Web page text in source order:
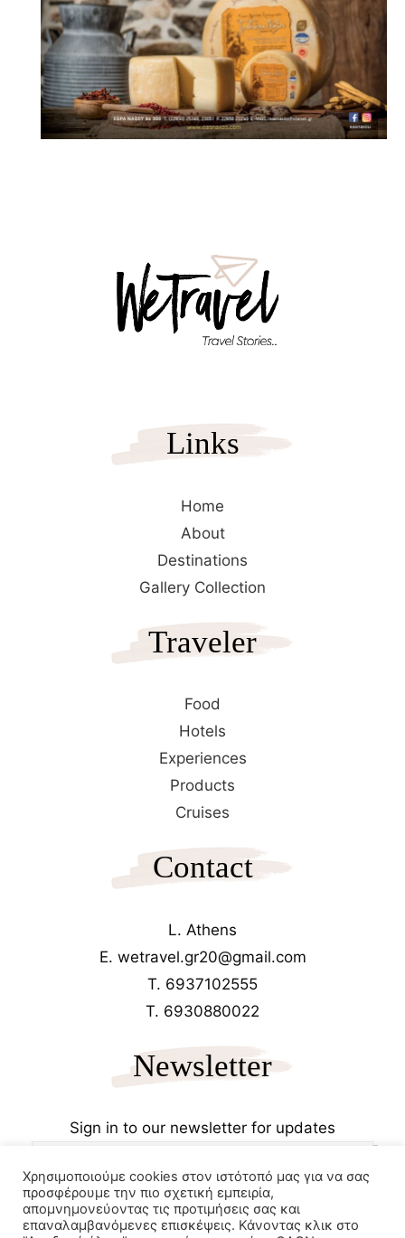
Links
Home
About
Destinations
Gallery Collection
Traveler
Food
Hotels
Experiences
Products
Cruises
Contact
L. Athens
E. wetravel.gr20@gmail.com
T. 6937102555
T. 6930880022
Newsletter
Sign in to our newsletter for updates
Χρησιμοποιούμε cookies στον ιστότοπό μας για να σας
προσφέρουμε την πιο σχετική εμπειρία,
απομνημονεύοντας τις προτιμήσεις σας και
επαναλαμβανόμενες επισκέψεις. Κάνοντας κλικ στο